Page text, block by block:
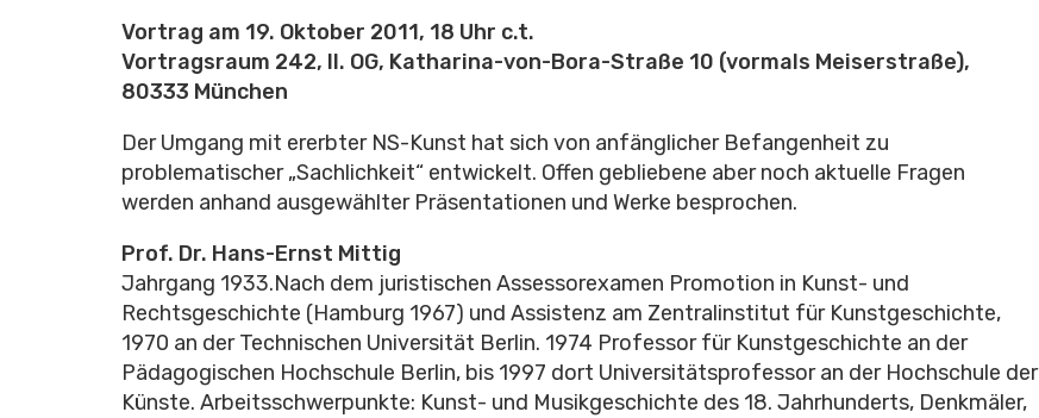
Vortrag am 19. Oktober 2011, 18 Uhr c.t.
Vortragsraum 242, II. OG, Katharina-von-Bora-Straße 10 (vormals Meiserstraße),
80333 München
Der Umgang mit ererbter NS-Kunst hat sich von anfänglicher Befangenheit zu
problematischer „Sachlichkeit“ entwickelt. Offen gebliebene aber noch aktuelle Fragen
werden anhand ausgewählter Präsentationen und Werke besprochen.
Prof. Dr. Hans-Ernst Mittig
Jahrgang 1933.Nach dem juristischen Assessorexamen Promotion in Kunst- und
Rechtsgeschichte (Hamburg 1967) und Assistenz am Zentralinstitut für Kunstgeschichte,
1970 an der Technischen Universität Berlin. 1974 Professor für Kunstgeschichte an der
Pädagogischen Hochschule Berlin, bis 1997 dort Universitätsprofessor an der Hochschule der
Künste. Arbeitsschwerpunkte: Kunst- und Musikgeschichte des 18. Jahrhunderts, Denkmäler,